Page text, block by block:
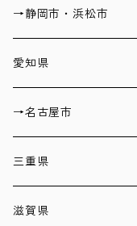
→静岡市・浜松市
愛知県
→名古屋市
三重県
滋賀県